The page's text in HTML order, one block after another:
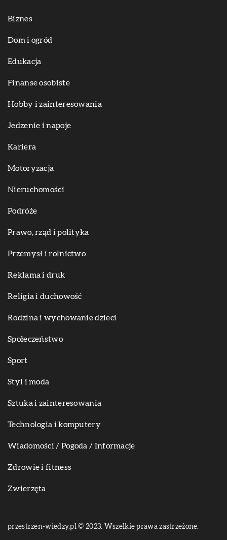
Biznes
Dom i ogród
Edukacja
Finanse osobiste
Hobby i zainteresowania
Jedzenie i napoje
Kariera
Motoryzacja
Nieruchomości
Podróże
Prawo, rząd i polityka
Przemysł i rolnictwo
Reklama i druk
Religia i duchowość
Rodzina i wychowanie dzieci
Społeczeństwo
Sport
Styl i moda
Sztuka i zainteresowania
Technologia i komputery
Wiadomości / Pogoda / Informacje
Zdrowie i fitness
Zwierzęta
przestrzen-wiedzy.pl © 2023. Wszelkie prawa zastrzeżone.